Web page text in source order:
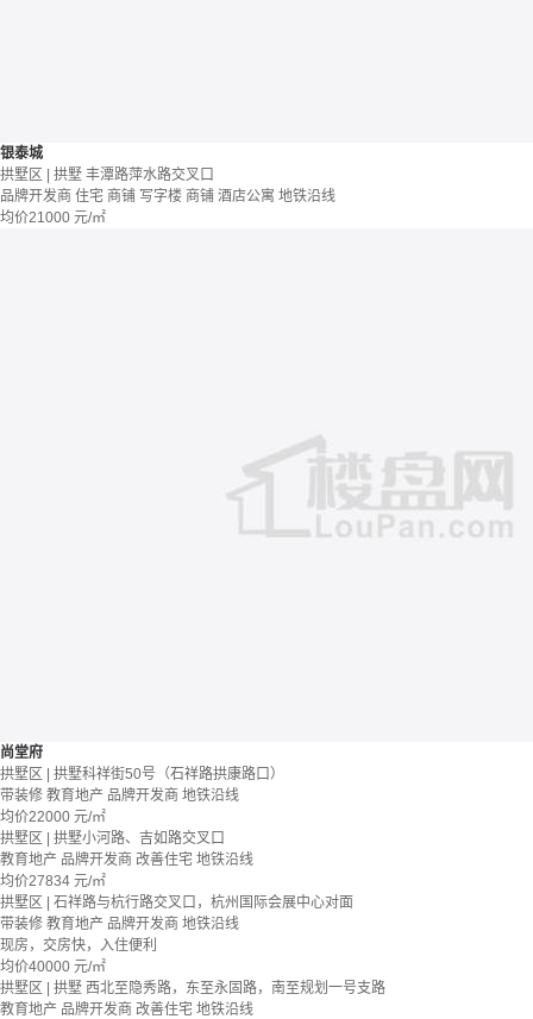
银泰城
拱墅区 | 拱墅 丰潭路萍水路交叉口
品牌开发商 住宅 商铺 写字楼 商铺 酒店公寓 地铁沿线
均价21000 元/㎡
尚堂府
拱墅区 | 拱墅科祥街50号（石祥路拱康路口）
带装修 教育地产 品牌开发商 地铁沿线
均价22000 元/㎡
拱墅区 | 拱墅小河路、吉如路交叉口
教育地产 品牌开发商 改善住宅 地铁沿线
均价27834 元/㎡
拱墅区 | 石祥路与杭行路交叉口，杭州国际会展中心对面
带装修 教育地产 品牌开发商 地铁沿线
现房，交房快，入住便利
均价40000 元/㎡
拱墅区 | 拱墅 西北至隐秀路，东至永固路，南至规划一号支路
教育地产 品牌开发商 改善住宅 地铁沿线